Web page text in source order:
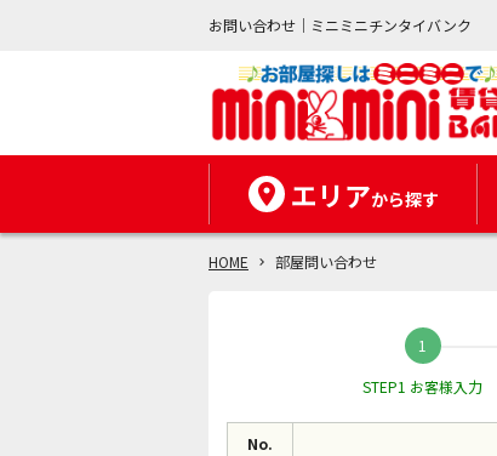
お問い合わせ｜ミニミニチンタイバンク
エリアから探す
HOME 部屋問い合わせ
STEP1 お客様入力
No.